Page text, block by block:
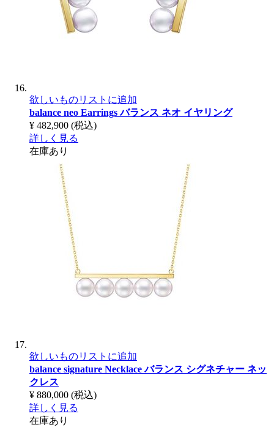
欲しいものリストに追加
balance neo Earringsバランス ネオ イヤリング
¥ 482,900 (税込)
詳しく見る
在庫あり
欲しいものリストに追加
balance signature Necklaceバランス シグネチャー ネッ
クレス
¥ 880,000 (税込)
詳しく見る
在庫あり